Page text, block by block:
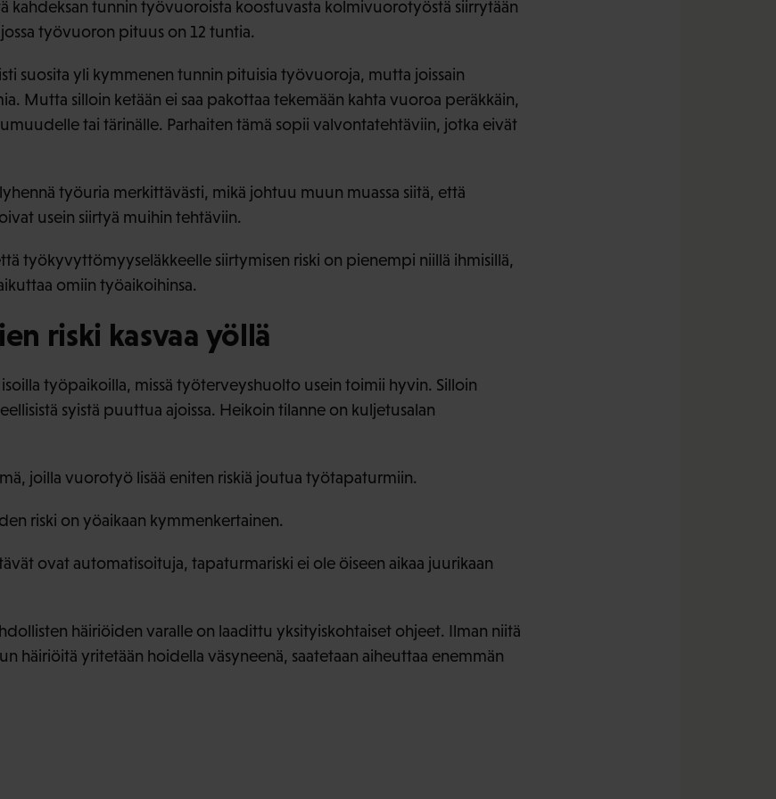
kahdeksan tunnin työvuoroista koostuvasta kolmivuorotyöstä siirrytään
työvuoron pituus on 12 tuntia.
suosita yli kymmenen tunnin pituisia työvuoroja, mutta joissain
Mutta silloin ketään ei saa pakottaa tekemään kahta vuoroa peräkkäin,
tai tärinälle. Parhaiten tämä sopii valvontatehtäviin, jotka eivät
työuria merkittävästi, mikä johtuu muun muassa siitä, että
usein siirtyä muihin tehtäviin.
työkyvyttömyyseläkkeelle siirtymisen riski on pienempi niillä ihmisillä,
omiin työaikoihinsa.
riski kasvaa yöllä
työpaikoilla, missä työterveyshuolto usein toimii hyvin. Silloin
syistä puuttua ajoissa. Heikoin tilanne on kuljetusalan
joilla vuorotyö lisää eniten riskiä joutua työtapaturmiin.
riski on yöaikaan kymmenkertainen.
ovat automatisoituja, tapaturmariski ei ole öiseen aikaa juurikaan
häiriöiden varalle on laadittu yksityiskohtaiset ohjeet. Ilman niitä
häiriöitä yritetään hoidella väsyneenä, saatetaan aiheuttaa enemmän